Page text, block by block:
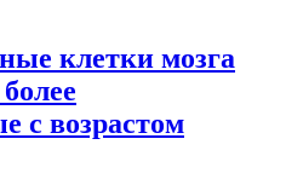
клетки мозга
с возрастом